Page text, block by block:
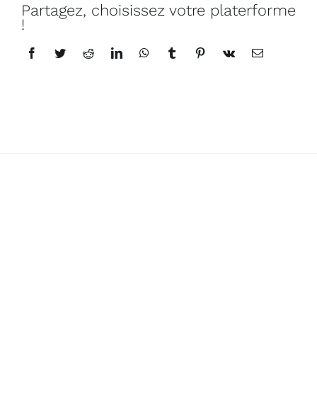
Partagez, choisissez votre platerforme
!
FacebookTwitterRedditLinkedInWhatsApp
Tumblr PinterestVk Email